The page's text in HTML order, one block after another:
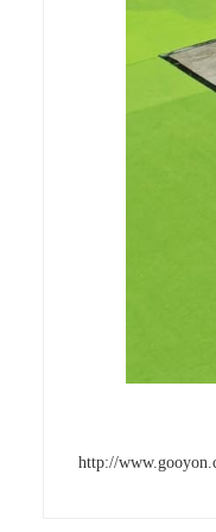
http://